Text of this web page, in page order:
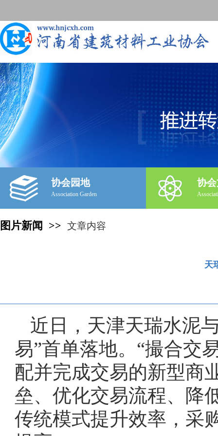
协会园地
Association Garden
协
图片新闻 >> 文章内容
天
近日，天津天瑞水泥
易”首单落地。“撮合交
配并完成交易的新型商
垒、优化交易流程、降
传统模式提升效率，采